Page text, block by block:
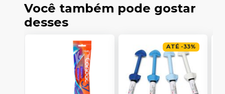
Você também pode gostar
desses
ATÉ -33%